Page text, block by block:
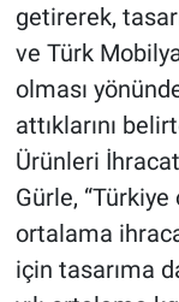
getirerek,
ve Türk
olması
attıklarını
Ürünleri
Gürle,
ortalama
için tasarıma